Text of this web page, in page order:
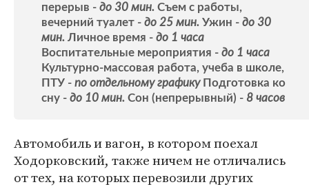
перерыв - до 30 мин. Съем с работы,
вечерний туалет - до 25 мин. Ужин - до 30
мин. Личное время - до 1 часа
Воспитательные мероприятия - до 1 часа
Культурно-массовая работа, учеба в школе,
ПТУ - по отдельному графикуПодготовка ко
сну - до 10 мин. Сон (непрерывный) - 8 часов
Автомобиль и вагон, в котором поехал
Ходорковский, также ничем не отличались
от тех, на которых перевозили других